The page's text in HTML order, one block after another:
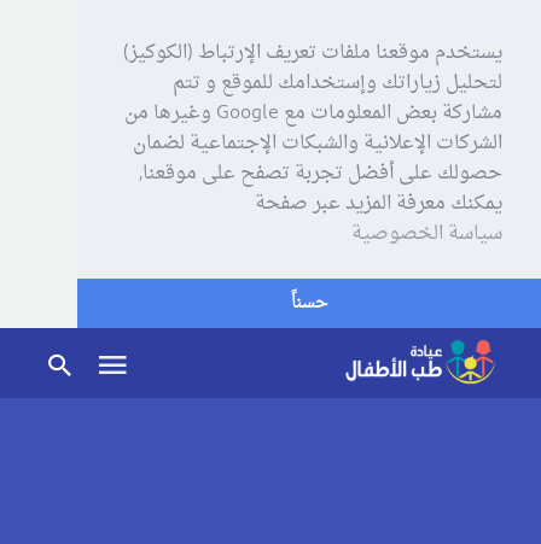
يستخدم موقعنا ملفات تعريف الإرتباط (الكوكيز)
لتحليل زياراتك وإستخدامك للموقع و تتم
مشاركة بعض المعلومات مع Google وغيرها من
الشركات الإعلانية والشبكات الإجتماعية لضمان
حصولك على أفضل تجربة تصفح على موقعنا,
يمكنك معرفة المزيد عبر صفحة
سياسة الخصوصية
حسناً